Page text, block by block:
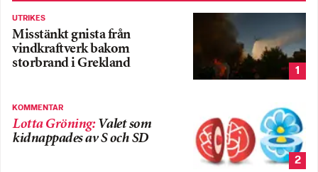
UTRIKES
Misstänkt gnista från
vindkraftverk bakom
storbrand i Grekland
1
KOMMENTAR
Lotta Gröning: Valet som
kidnappades av S och SD
2